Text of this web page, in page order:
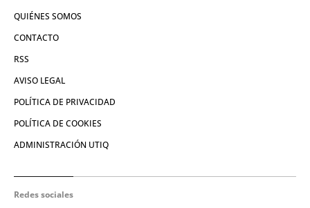
QUIÉNES SOMOS
CONTACTO
RSS
AVISO LEGAL
POLÍTICA DE PRIVACIDAD
POLÍTICA DE COOKIES
ADMINISTRACIÓN UTIQ
Redes sociales